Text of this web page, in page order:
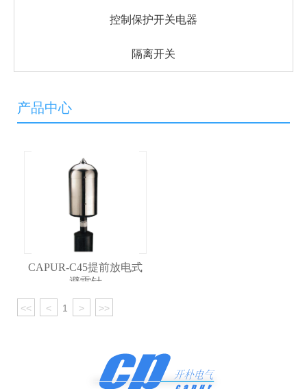
控制保护开关电器
隔离开关
产品中心
CAPUR-C45提前放电式
避雷针
<< < 1 > >>